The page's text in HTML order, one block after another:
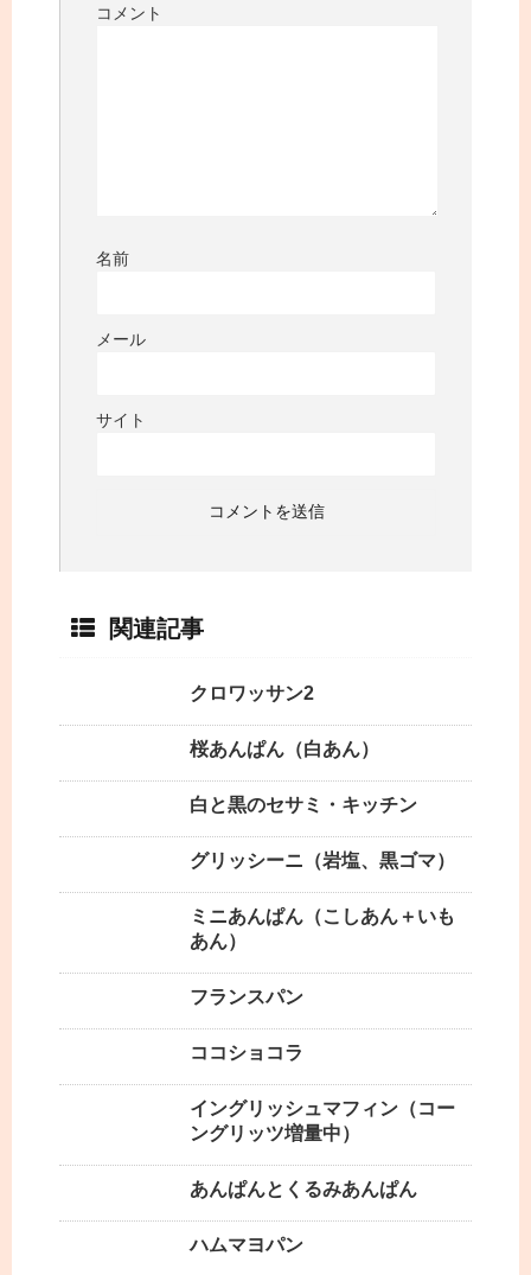
コメント
名前
メール
サイト
関連記事
クロワッサン2
桜あんぱん（白あん）
白と黒のセサミ・キッチン
グリッシーニ（岩塩、黒ゴマ）
ミニあんぱん（こしあん＋いも
あん）
フランスパン
ココショコラ
イングリッシュマフィン（コー
ングリッツ増量中）
あんぱんとくるみあんぱん
ハムマヨパン